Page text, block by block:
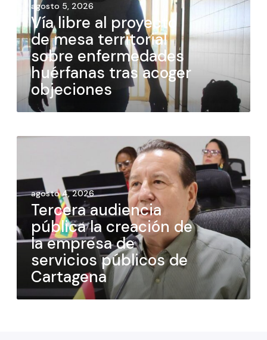
agosto 5, 2026
Vía libre al proyecto
de mesa territorial
sobre enfermedades
huérfanas tras acoger
objeciones
agosto 4, 2026
Tercera audiencia
pública la creación de
la empresa de
servicios públicos de
Cartagena